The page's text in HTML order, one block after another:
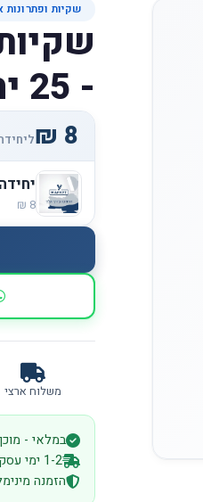
שקיות
- 25 יח'
יחידה
משלוח ארצי
במלאי -
1-2 ימי עסקים
הזמנה מינימלית: